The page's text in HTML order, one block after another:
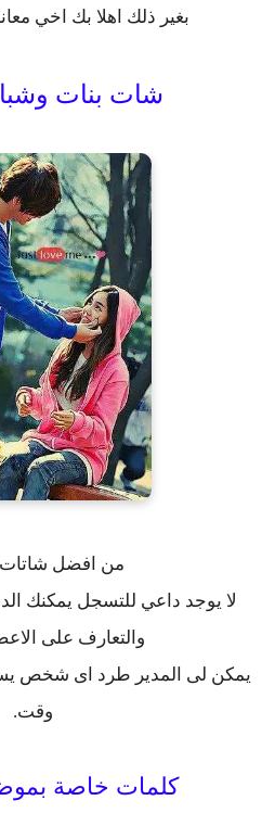
بغير ذلك اهلا بك اخي
شات بنات
من افضل
لا يوجد داعي للتسجل يمكنك
والتعارف على
يمكن لى المدير طرد اى شخص
وقت.
كلمات خاصة